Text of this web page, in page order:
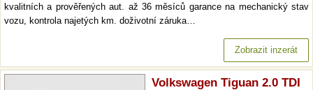
kvalitních a prověřených aut. až 36 měsíců garance na mechanický stav
vozu, kontrola najetých km. doživotní záruka…
Zobrazit inzerát
Volkswagen Tiguan 2.0 TDI